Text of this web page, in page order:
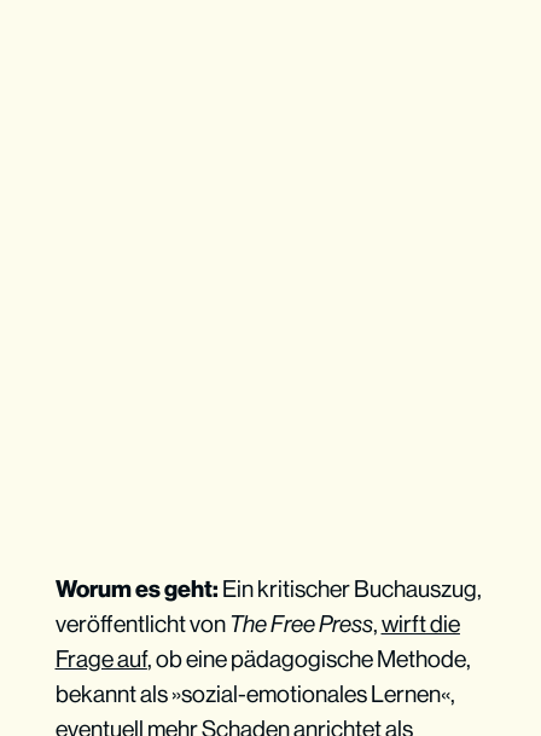
Worum es geht: Ein kritischer Buchauszug,
veröffentlicht vonThe Free Press,wirft die
Frage auf, ob eine pädagogische Methode,
bekannt als »sozial-emotionales Lernen«,
eventuell mehr Schaden anrichtet als